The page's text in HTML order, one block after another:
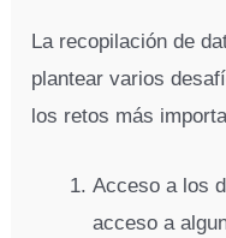
La recopilación de
plantear varios
los retos más
Acceso a los
acceso a